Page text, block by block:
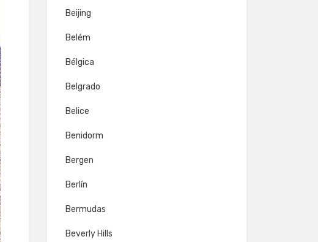
Beijing
Belém
Bélgica
Belgrado
Belice
Benidorm
Bergen
Berlín
Bermudas
Beverly Hills